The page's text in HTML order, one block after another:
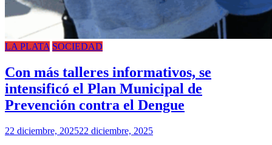
LA PLATA SOCIEDAD
Con más talleres informativos, se
intensificó el Plan Municipal de
Prevención contra el Dengue
22 diciembre, 202522 diciembre, 2025